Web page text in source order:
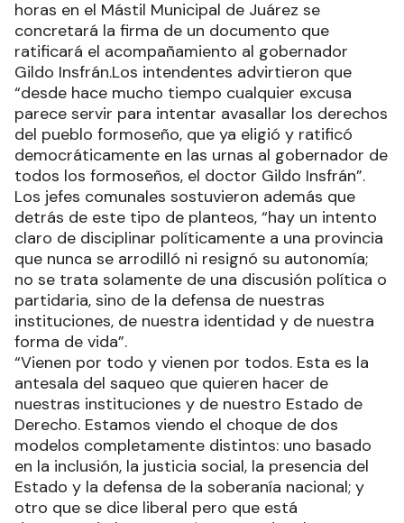
horas en el Mástil Municipal de Juárez se
concretará la firma de un documento que
ratificará el acompañamiento al gobernador
Gildo Insfrán.Los intendentes advirtieron que
“desde hace mucho tiempo cualquier excusa
parece servir para intentar avasallar los derechos
del pueblo formoseño, que ya eligió y ratificó
democráticamente en las urnas al gobernador de
todos los formoseños, el doctor Gildo Insfrán”.
Los jefes comunales sostuvieron además que
detrás de este tipo de planteos, “hay un intento
claro de disciplinar políticamente a una provincia
que nunca se arrodilló ni resignó su autonomía;
no se trata solamente de una discusión política o
partidaria, sino de la defensa de nuestras
instituciones, de nuestra identidad y de nuestra
forma de vida”.
“Vienen por todo y vienen por todos. Esta es la
antesala del saqueo que quieren hacer de
nuestras instituciones y de nuestro Estado de
Derecho. Estamos viendo el choque de dos
modelos completamente distintos: uno basado
en la inclusión, la justicia social, la presencia del
Estado y la defensa de la soberanía nacional; y
otro que se dice liberal pero que está